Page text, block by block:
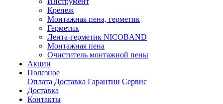
Крепеж
Монтажная пена, герметик
Герметик
Лента-герметик NICOBAND
Монтажная пена
Очиститель монтажной пены
Акции
Полезное
Оплата Доставка Гарантии Сервис
Доставка
Контакты